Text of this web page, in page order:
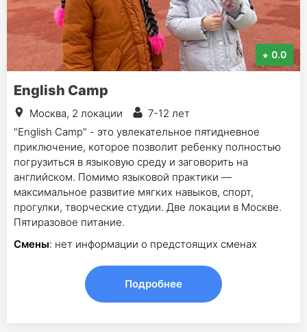
0.0
English Camp
Москва, 2 локации
7-12 лет
"English Camp" - это увлекательное пятидневное
приключение, которое позволит ребенку полностью
погрузиться в языковую среду и заговорить на
английском. Помимо языковой практики —
максимальное развитие мягких навыков, спорт,
прогулки, творческие студии. Две локации в Москве.
Пятиразовое питание.
Смены: нет информации о предстоящих сменах
Подробнее